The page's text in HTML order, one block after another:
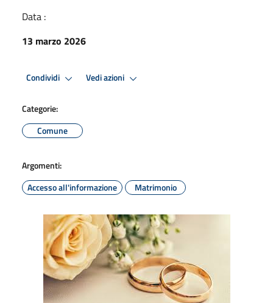
Data :
13 marzo 2026
Condividi Vedi azioni
Categorie:
Comune
Argomenti:
Accesso all'informazione
Matrimonio